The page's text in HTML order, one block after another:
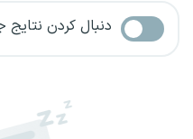
دنبال کردن